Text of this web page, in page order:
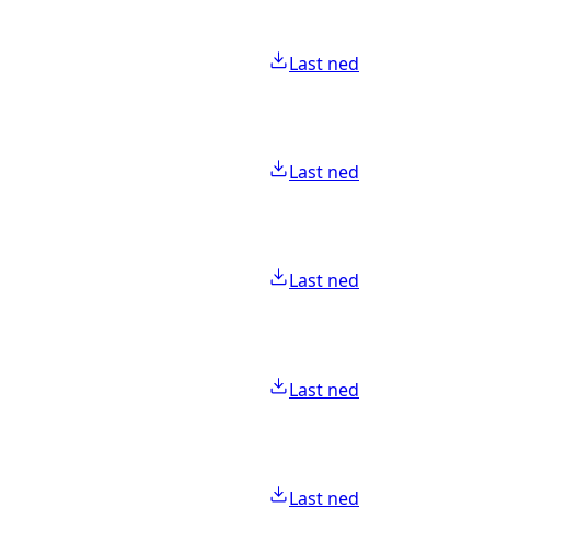
Last ned
Last ned
Last ned
Last ned
Last ned